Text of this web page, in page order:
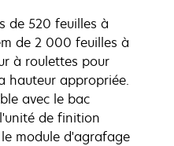
de 520 feuilles à
de 2 000 feuilles à
à roulettes pour
hauteur appropriée.
avec le bac
de finition
module d'agrafage